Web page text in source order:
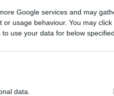
Google services and may
usage behaviour. You may
use your data for below
data.